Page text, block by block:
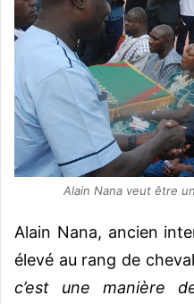
Alain Nana veut être
Alain Nana, ancien
élevé au rang de
c’est une manière